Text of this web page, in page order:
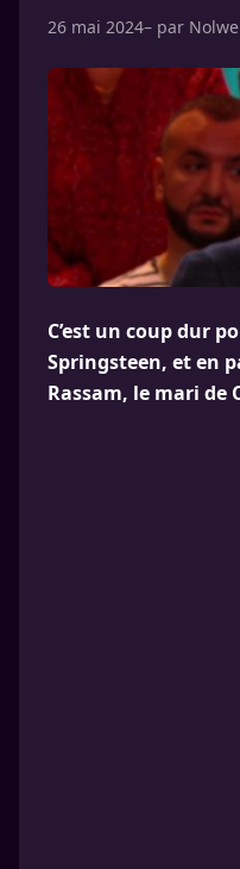
26 mai 2024– par
C’est un coup dur
Springsteen, et en
Rassam, le mari de